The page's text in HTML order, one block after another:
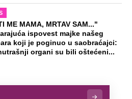
ME MAMA, MRTAV SAM..."
ispovest majke našeg
koji je poginuo u saobraćajci:
organi su bili oštećeni...